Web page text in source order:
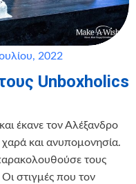
2022
Unboxholics
έκανε τον Αλέξανδρο
και ανυπομονησία.
τους
στιγμές που τον